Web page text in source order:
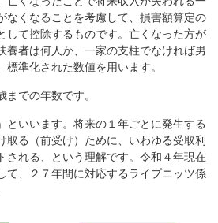
なくなることを考慮して、損害額算定の
して控除するものです。亡くなった方が
養者は何人か、一家の支柱でなければ男
準化された数値を用います。
での年数です。
いいます。将来の１年ごとに発生する
取る（前受け）ために、いわゆる受取利
される、という理解です。令和４年現在
て、２７年間に対応するライプニッツ係